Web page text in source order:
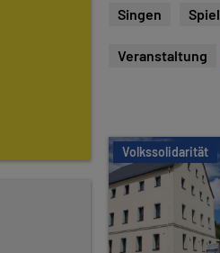
Singen Spiel
Veranstaltung
Volkssolidarität